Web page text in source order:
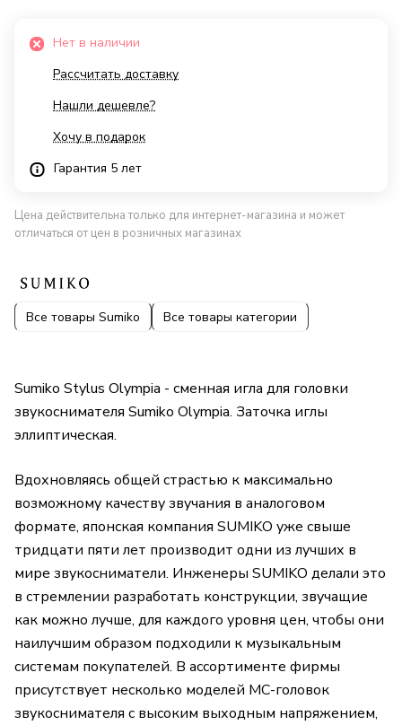
Нет в наличии
Рассчитать доставку
Нашли дешевле?
Хочу в подарок
Гарантия 5 лет
Цена действительна только для интернет-магазина и может
отличаться от цен в розничных магазинах
Все товары Sumiko Все товары категории
Sumiko Stylus Olympia - сменная игла для головки
звукоснимателя Sumiko Olympia. Заточка иглы
эллиптическая.
Вдохновляясь общей страстью к максимально
возможному качеству звучания в аналоговом
формате, японская компания SUMIKO уже свыше
тридцати пяти лет производит одни из лучших в
мире звукосниматели. Инженеры SUMIKO делали это
в стремлении разработать конструкции, звучащие
как можно лучше, для каждого уровня цен, чтобы они
наилучшим образом подходили к музыкальным
системам покупателей. В ассортименте фирмы
присутствует несколько моделей МС-головок
звукоснимателя с высоким выходным напряжением,